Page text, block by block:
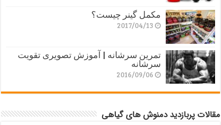
مکمل گینر چیست؟
2017/04/13
تمرین سرشانه | آموزش تصویری تقویت
سرشانه
2016/09/06
مقالات پربازدید دمنوش های گیاهی